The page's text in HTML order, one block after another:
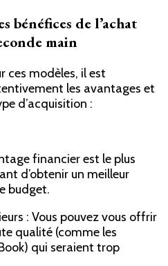
bénéfices de l’achat
main
ces modèles, il est
les avantages et
d’acquisition :
financier est le plus
d’obtenir un meilleur
budget.
: Vous pouvez vous offrir
qualité (comme les
qui seraient trop